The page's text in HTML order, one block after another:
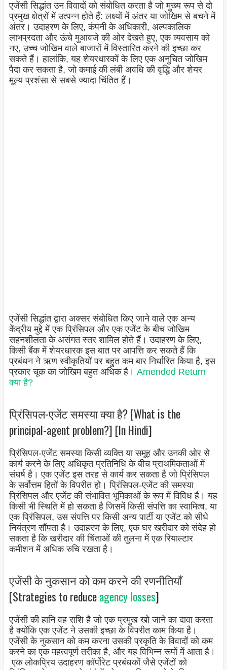
एजेंसी सिद्धांत उन विवादों को संबोधित करता है जो मुख्य रूप से दो
प्रमुख क्षेत्रों में उत्पन्न होते हैं: लक्ष्यों में अंतर या जोखिम से बचने में
अंतर।उदाहरण के लिए, कंपनी के अधिकारी, अल्पकालिक
लाभप्रदता और ऊंचे मुआवजे की ओर देखते हुए, एक व्यवसाय को
नए, उच्च जोखिम वाले बाजारों में विस्तारित करने की इच्छा कर
सकते हैं। हालांकि, यह शेयरधारकों के लिए एक अनुचित जोखिम
पैदा कर सकता है, जो कमाई की लंबी अवधि की वृद्धि और शेयर
मूल्य प्रशंसा से सबसे ज्यादा चिंतित हैं।
एजेंसी सिद्धांत द्वारा अक्सर संबोधित किए जाने वाले एक अन्य
केंद्रीय मुद्दे में एक प्रिंसिपल और एक एजेंट के बीच जोखिम
सहनशीलता के असंगत स्तर शामिल होते हैं। उदाहरण के लिए,
किसी बैंक में शेयरधारक इस बात पर आपत्ति कर सकते हैं कि
प्रबंधन ने ऋण स्वीकृतियों पर बहुत कम बार निर्धारित किया है, इस
प्रकार चूक का जोखिम बहुत अधिक है। Amended Return
क्या है?
प्रिंसिपल-एजेंट समस्या क्या है? [What is the
principal-agent problem?] [In Hindi]
प्रिंसिपल-एजेंट समस्या किसी व्यक्ति या समूह और उनकी ओर से
कार्य करने के लिए अधिकृत प्रतिनिधि के बीच प्राथमिकताओं में
संघर्ष है। एक एजेंट इस तरह से कार्य कर सकता है जो प्रिंसिपल
के सर्वोत्तम हितों के विपरीत हो। प्रिंसिपल-एजेंट की समस्या
प्रिंसिपल और एजेंट की संभावित भूमिकाओं के रूप में विविध है। यह
किसी भी स्थिति में हो सकता है जिसमें किसी संपत्ति का स्वामित्व, या
एक प्रिंसिपल, उस संपत्ति पर किसी अन्य पार्टी या एजेंट को सीधे
नियंत्रण सौंपता है। उदाहरण के लिए, एक घर खरीदार को संदेह हो
सकता है कि खरीदार की चिंताओं की तुलना में एक रियाल्टार
कमीशन में अधिक रुचि रखता है।
एजेंसी के नुकसान को कम करने की रणनीतियाँ
[Strategies to reduceagency losses]
एजेंसी की हानि वह राशि है जो एक प्रमुख खो जाने का दावा करता
है क्योंकि एक एजेंट ने उसकी इच्छा के विपरीत काम किया है।
एजेंसी के नुकसान को कम करना उसकी प्रकृति के विवादों को कम
करने का एक महत्वपूर्ण तरीका है, और यह विभिन्न रूपों में आता है।
एक लोकप्रिय उदाहरण कॉर्पोरेट प्रबंधकों जैसे एजेंटों को